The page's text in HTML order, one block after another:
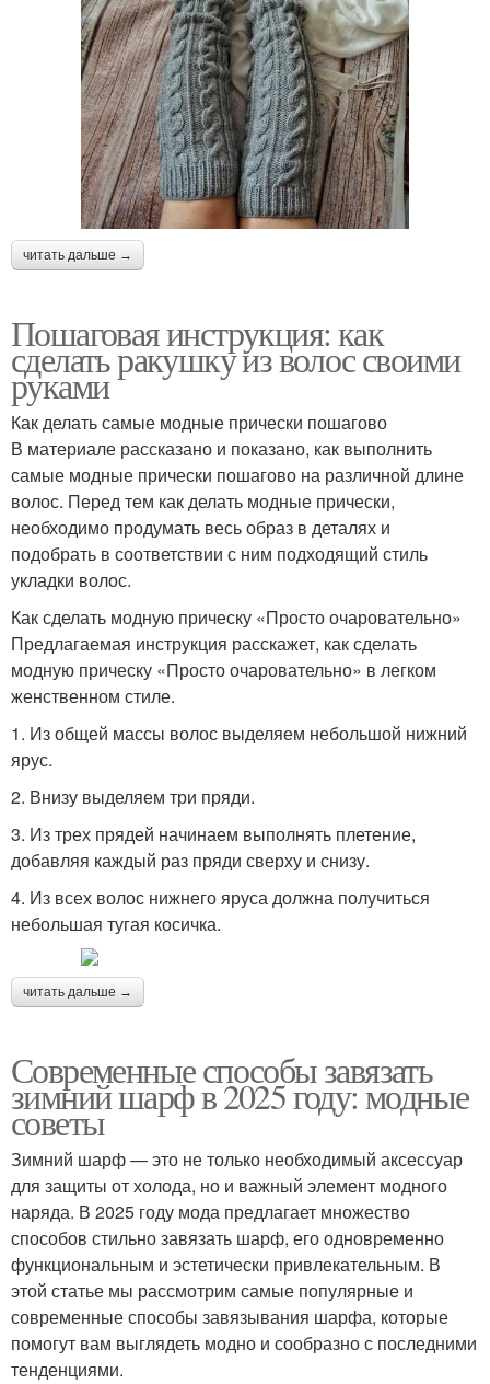
читать дальше →
Пошаговая инструкция: как
сделать ракушку из волос своими
руками
Как делать самые модные прически пошагово
В материале рассказано и показано, как выполнить
самые модные прически пошагово на различной длине
волос. Перед тем как делать модные прически,
необходимо продумать весь образ в деталях и
подобрать в соответствии с ним подходящий стиль
укладки волос.
Как сделать модную прическу «Просто очаровательно»
Предлагаемая инструкция расскажет, как сделать
модную прическу «Просто очаровательно» в легком
женственном стиле.
1. Из общей массы волос выделяем небольшой нижний
ярус.
2. Внизу выделяем три пряди.
3. Из трех прядей начинаем выполнять плетение,
добавляя каждый раз пряди сверху и снизу.
4. Из всех волос нижнего яруса должна получиться
небольшая тугая косичка.
читать дальше →
Современные способы завязать
зимний шарф в 2025 году: модные
советы
Зимний шарф — это не только необходимый аксессуар
для защиты от холода, но и важный элемент модного
наряда. В 2025 году мода предлагает множество
способов стильно завязать шарф, его одновременно
функциональным и эстетически привлекательным. В
этой статье мы рассмотрим самые популярные и
современные способы завязывания шарфа, которые
помогут вам выглядеть модно и сообразно с последними
тенденциями.